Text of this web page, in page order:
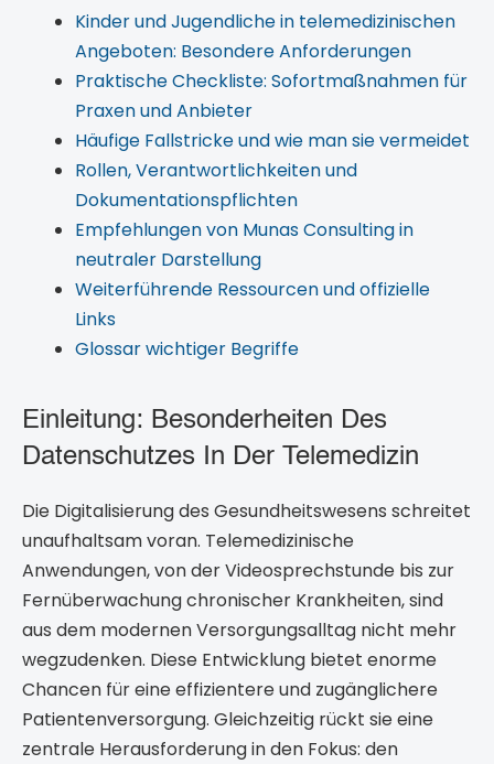
Kinder und Jugendliche in telemedizinischen
Angeboten: Besondere Anforderungen
Praktische Checkliste: Sofortmaßnahmen für
Praxen und Anbieter
Häufige Fallstricke und wie man sie vermeidet
Rollen, Verantwortlichkeiten und
Dokumentationspflichten
Empfehlungen von Munas Consulting in
neutraler Darstellung
Weiterführende Ressourcen und offizielle
Links
Glossar wichtiger Begriffe
Einleitung: Besonderheiten Des
Datenschutzes In Der Telemedizin
Die Digitalisierung des Gesundheitswesens schreitet
unaufhaltsam voran. Telemedizinische
Anwendungen, von der Videosprechstunde bis zur
Fernüberwachung chronischer Krankheiten, sind
aus dem modernen Versorgungsalltag nicht mehr
wegzudenken. Diese Entwicklung bietet enorme
Chancen für eine effizientere und zugänglichere
Patientenversorgung. Gleichzeitig rückt sie eine
zentrale Herausforderung in den Fokus: den